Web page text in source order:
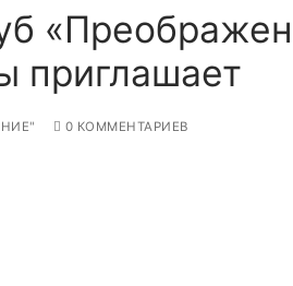
приглашает
0 КОММЕНТАРИЕВ